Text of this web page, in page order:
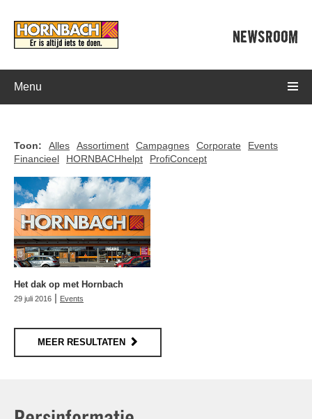
NEWSROOM
Menu
Toon: Alles Assortiment Campagnes Corporate
Events
Financieel
HORNBACHhelpt ProfiConcept
Het dak op met Hornbach
29 juli 2016 | Events
MEER RESULTATEN